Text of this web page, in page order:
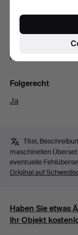
Keine
Folgerecht
Ja
Titel,
maschinellen
eventuelle
Original auf
Haben Sie etwas
Ihr Objekt